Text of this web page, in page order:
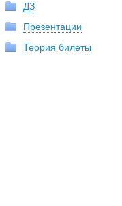
ДЗ
Презентации
Теория билеты